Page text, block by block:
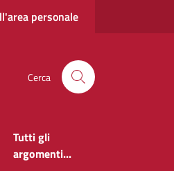
personale
Cerca
Tutti gli
argomenti...